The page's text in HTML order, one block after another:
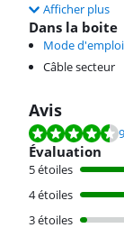
Afficher plus
Dans la boite
Mode d'emploi
Câble secteur
Avis
La note est de 9,1 sur
Évaluation
5 étoiles
4 étoiles
3 étoiles